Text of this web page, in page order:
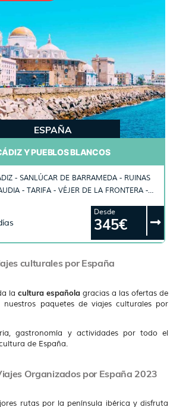
ESPAÑA
Y PUEBLOS BLANCOS
- SANLÚCAR DE BARRAMEDA - RUINAS
- TARIFA - VÉJER DE LA FRONTERA -
DE LA FRONTERA - SEVILLA
Desde
345€
culturales por España
la cultura española gracias a las ofertas de
nuestros paquetes de viajes culturales por
gastronomía y actividades por todo el
de España.
Organizados por España 2023
rutas por la península ibérica y disfruta